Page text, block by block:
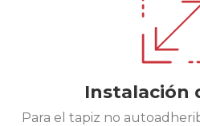
Instalación
Para el tapiz no